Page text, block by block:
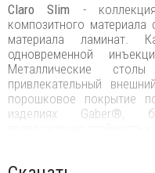
Claro Slim -
композитного
материала ламинат.
одновременной
Металлические
привлекательный
порошковое покрытие
изделиях Gaber®,
превосходная
баров, ресторанов,